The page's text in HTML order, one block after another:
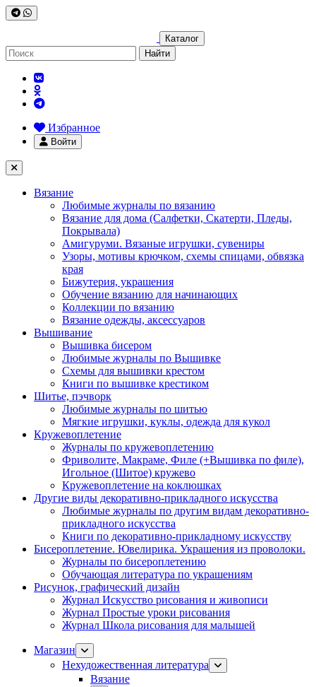
Каталог
Найти
Избранное
Войти
Вязание
Любимые журналы по вязанию
Вязание для дома (Салфетки, Скатерти, Пледы,
Покрывала)
Амигуруми. Вязаные игрушки, сувениры
Узоры, мотивы крючком, схемы спицами, обвязка
края
Бижутерия, украшения
Обучение вязанию для начинающих
Коллекции по вязанию
Вязание одежды, аксессуаров
Вышивание
Вышивка бисером
Любимые журналы по Вышивке
Схемы для вышивки крестом
Книги по вышивке крестиком
Шитье, пэчворк
Любимые журналы по шитью
Мягкие игрушки, куклы, одежда для кукол
Кружевоплетение
Журналы по кружевоплетению
Фриволите, Макраме, Филе (+Вышивка по филе),
Игольное (Шитое) кружево
Кружевоплетение на коклюшках
Другие виды декоративно-прикладного искусства
Любимые журналы по другим видам декоративно-
прикладного искусства
Книги по декоративно-прикладному искусству
Бисероплетение. Ювелирика. Украшения из проволоки.
Журналы по бисероплетению
Обучающая литература по украшениям
Рисунок, графический дизайн
Журнал Искусство рисования и живописи
Журнал Простые уроки рисования
Журнал Школа рисования для малышей
Магазин
Нехудожественная литература
Вязание